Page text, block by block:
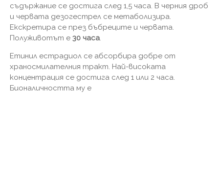
съдържание се достига след 1,5 часа. В черния дроб
и червата дезогестрел се метаболизира.
Екскретира се през бъбреците и червата.
Полуживотът е 30 часа.
Етинил естрадиол се абсорбира добре от
храносмилателния тракт. Най-високата
концентрация се достига след 1 или 2 часа.
Бионаличността му е